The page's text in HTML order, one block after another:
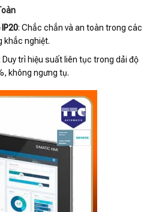
: Chắc chắn và an toàn trong các
khắc nghiệt.
Duy trì hiệu suất liên tục trong dải độ
không ngưng tụ.